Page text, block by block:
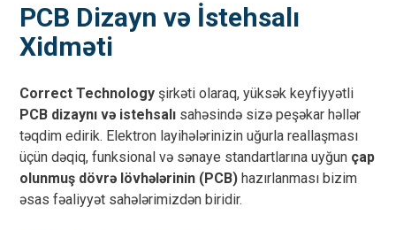
PCB Dizayn və İstehsalı
Xidməti
Correct Technology şirkəti olaraq, yüksək keyfiyyətli
PCB dizaynı və istehsalı sahəsində sizə peşəkar həllər
təqdim edirik. Elektron layihələrinizin uğurla reallaşması
üçün dəqiq, funksional və sənaye standartlarına uyğun çap
olunmuş dövrə lövhələrinin (PCB) hazırlanması bizim
əsas fəaliyyət sahələrimizdən biridir.